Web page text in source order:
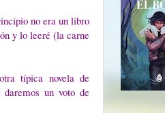
no era un libro
y lo leeré (la carne
típica novela de
un voto de